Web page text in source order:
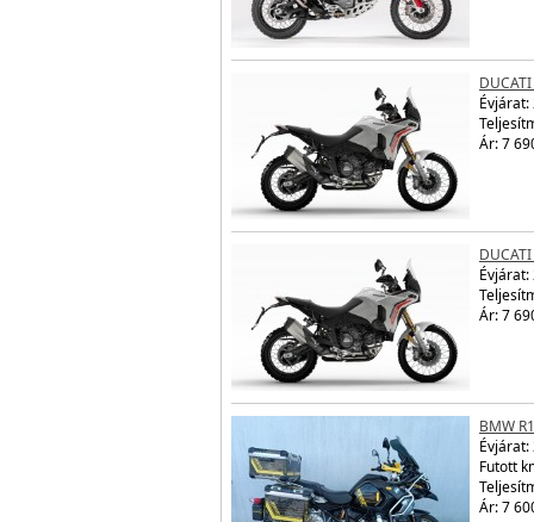
DUCATI
Évjárat:
Ár: 7
DUCATI
Évjárat:
Ár: 7
BMW
Évjárat:
Futott
Ár: 7